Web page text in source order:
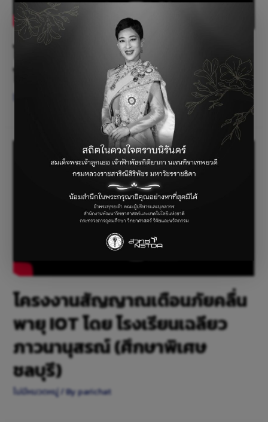
โครงงานบ้านอัจฉริยะโดย
โรงเรียนศรีสังวาลย์ขอนแก่น
parichat
โครงงานสัญญาณเตือนภัยคลื่น
พายุ IOT โดย โรงเรียนเฉลียว
ภาวนานุสรณ์ (ศึกษาพิเศษ
ชลบุรี)
ไม่มีหมวดหมู่/ Byparichat